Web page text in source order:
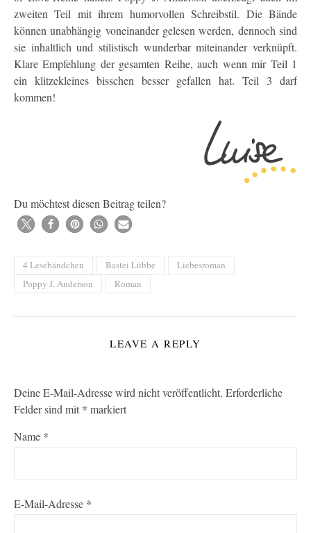
zweiten Teil mit ihrem humorvollen Schreibstil. Die Bände
können unabhängig voneinander gelesen werden, dennoch sind
sie inhaltlich und stilistisch wunderbar miteinander verknüpft.
Klare Empfehlung der gesamten Reihe, auch wenn mir Teil 1
ein klitzekleines bisschen besser gefallen hat. Teil 3 darf
kommen!
Du möchtest diesen Beitrag teilen?
4 Lesebändchen Bastei Lübbe
Liebesroman
Poppy J. Anderson
Roman
LEAVE A REPLY
Deine E-Mail-Adresse wird nicht veröffentlicht. Erforderliche
Felder sind mit * markiert
Name *
E-Mail-Adresse *